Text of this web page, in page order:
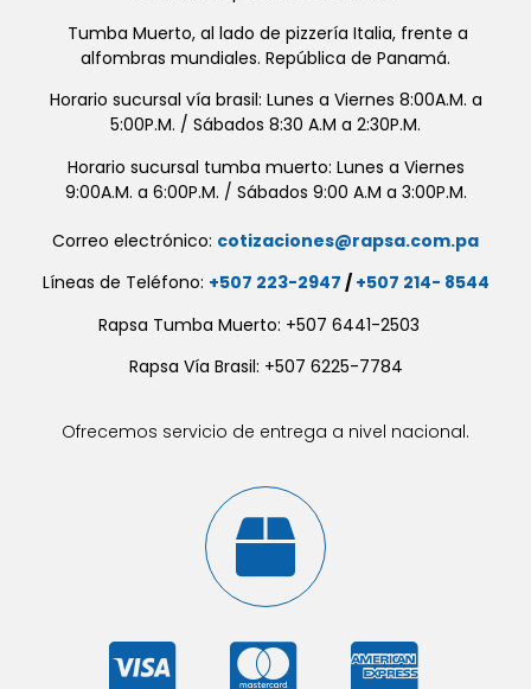
Tumba Muerto, al lado de pizzería Italia, frente a
alfombras mundiales. República de Panamá.
Horario sucursal vía brasil: Lunes a Viernes 8:00A.M. a
5:00P.M. / Sábados 8:30 A.M a 2:30P.M.
Horario sucursal tumba muerto: Lunes a Viernes
9:00A.M. a 6:00P.M. / Sábados 9:00 A.M a 3:00P.M.
Correo electrónico: cotizaciones@rapsa.com.pa
Líneas de Teléfono: +507 223-2947 / +507 214- 8544
Rapsa Tumba Muerto: +507 6441-2503
Rapsa Vía Brasil: +507 6225-7784
Ofrecemos servicio de entrega a nivel nacional.